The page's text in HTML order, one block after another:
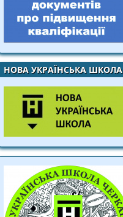
НОВА УКРАЇНСЬКА ШКОЛА